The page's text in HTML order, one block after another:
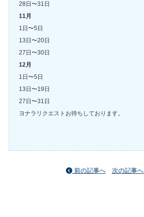
28日〜31日
11月
1日〜5日
13日〜20日
27日〜30日
12月
1日〜5日
13日〜19日
27日〜31日
ヨナラリクエストお待ちしております。
前の記事へ 次の記事へ